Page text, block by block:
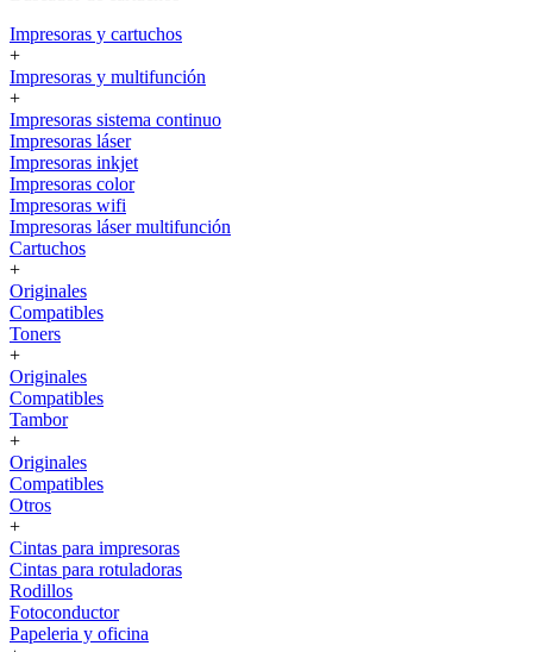
Impresoras y cartuchos
+
Impresoras y multifunción
+
Impresoras sistema continuo
Impresoras láser
Impresoras inkjet
Impresoras color
Impresoras wifi
Impresoras láser multifunción
Cartuchos
+
Originales
Compatibles
Toners
+
Originales
Compatibles
Tambor
+
Originales
Compatibles
Otros
+
Cintas para impresoras
Cintas para rotuladoras
Rodillos
Fotoconductor
Papeleria y oficina